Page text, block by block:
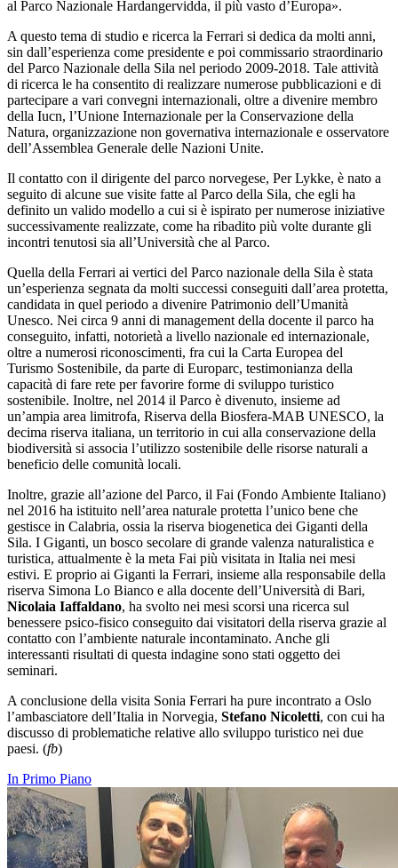
al Parco Nazionale Hardangervidda, il più vasto d’Europa».
A questo tema di studio e ricerca la Ferrari si dedica da molti anni,
sin dall’esperienza come presidente e poi commissario straordinario
del Parco Nazionale della Sila nel periodo 2009-2018. Tale attività
di ricerca le ha consentito di realizzare numerose pubblicazioni e di
partecipare a vari convegni internazionali, oltre a divenire membro
della Iucn, l’Unione Internazionale per la Conservazione della
Natura, organizzazione non governativa internazionale e osservatore
dell’Assemblea Generale delle Nazioni Unite.
Il contatto con il dirigente del parco norvegese, Per Lykke, è nato a
seguito di alcune sue visite fatte al Parco della Sila, che egli ha
definito un valido modello a cui si è ispirato per numerose iniziative
successivamente realizzate, come ha ribadito più volte durante gli
incontri tenutosi sia all’Università che al Parco.
Quella della Ferrari ai vertici del Parco nazionale della Sila è stata
un’esperienza segnata da molti successi conseguiti dall’area protetta,
candidata in quel periodo a divenire Patrimonio dell’Umanità
Unesco. Nei circa 9 anni di management della docente il parco ha
conseguito, infatti, notorietà a livello nazionale ed internazionale,
oltre a numerosi riconoscimenti, fra cui la Carta Europea del
Turismo Sostenibile, da parte di Europarc, testimonianza della
capacità di fare rete per favorire forme di sviluppo turistico
sostenibile. Inoltre, nel 2014 il Parco è divenuto, insieme ad
un’ampia area limitrofa, Riserva della Biosfera-MAB UNESCO, la
decima riserva italiana, un territorio in cui alla conservazione della
biodiversità si associa l’utilizzo sostenibile delle risorse naturali a
beneficio delle comunità locali.
Inoltre, grazie all’azione del Parco, il Fai (Fondo Ambiente Italiano)
nel 2016 ha istituito nell’area naturale protetta l’unico bene che
gestisce in Calabria, ossia la riserva biogenetica dei Giganti della
Sila. I Giganti, un bosco secolare di grande valenza naturalistica e
turistica, attualmente è la meta Fai più visitata in Italia nei mesi
estivi. E proprio ai Giganti la Ferrari, insieme alla responsabile della
riserva Simona Lo Bianco e alla docente dell’Università di Bari,
Nicolaia Iaffaldano, ha svolto nei mesi scorsi una ricerca sul
benessere psico-fisico conseguito dai visitatori della riserva grazie al
contatto con l’ambiente naturale incontaminato. Anche gli
interessanti risultati di questa indagine sono stati oggetto dei
seminari.
A conclusione della visita Sonia Ferrari ha pure incontrato a Oslo
l’ambasciatore dell’Italia in Norvegia, Stefano Nicoletti, con cui ha
discusso di problematiche relative allo sviluppo turistico nei due
paesi. (fb)
In Primo Piano